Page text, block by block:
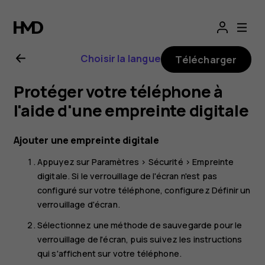
Guide
de
l'utilisateur
Nokia
G20
Choisir la langue Télécharger
Protéger votre téléphone à
l'aide d'une empreinte digitale
Ajouter une empreinte digitale
Appuyez sur Paramètres > Sécurité >Empreinte
digitale. Si le verrouillage de l'écran n'est pas
configuré sur votre téléphone, configurez Définir un
verrouillage d'écran.
Sélectionnez une méthode de sauvegarde pour le
verrouillage de l'écran, puis suivez les instructions
qui s'affichent sur votre téléphone.